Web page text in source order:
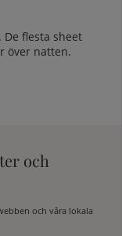
De flesta sheet
över natten.
och
och våra lokala